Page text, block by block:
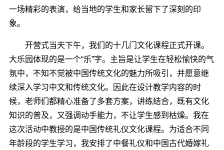
一场精彩的表演，给当地的学生和家长留下了深刻的印
象。
开营式当天下午，我们的十几门文化课程正式开课。
大乐园体现的是一个“乐”字。主旨是让学生在轻松愉快的气
氛中，不知不觉被中国传统文化的魅力所吸引，并愿意继
续深入学习中文和传统文化。因此在设计教学内容的时
候，老师们都精心准备了多套方案，讲练结合，既有文化
知识的普及，又强调动手能力，不让学生感到枯燥。我在
这次活动中教授的是中国传统礼仪文化课程。为适合不同
年龄段的学生学习，我安排了中餐礼仪和中国古代婚嫁礼